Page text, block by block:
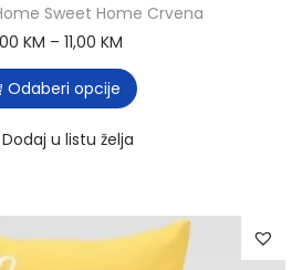
Sweet Home Crvena
KM – 11,00 KM
Odaberi opcije
Dodaj u listu želja